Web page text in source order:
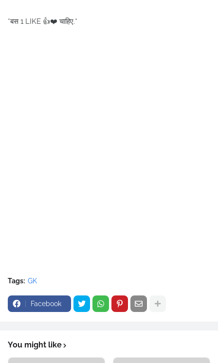
*बस 1 LIKE 👍❤️ चाहिए.*
Tags: GK
Facebook
You might like